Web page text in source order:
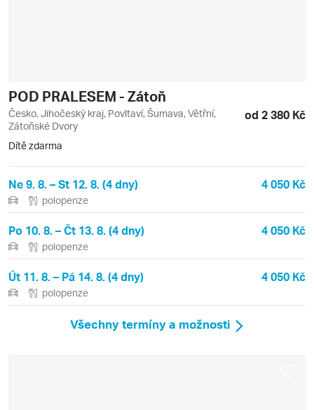
POD PRALESEM - Zátoň
Česko, Jihočeský kraj, Povltaví, Šumava, Větřní,
Zátoňské Dvory
od 2 380 Kč
Dítě zdarma
Ne 9. 8. – St 12. 8. (4 dny) 4 050 Kč
polopenze
Po 10. 8. – Čt 13. 8. (4 dny) 4 050 Kč
polopenze
Út 11. 8. – Pá 14. 8. (4 dny) 4 050 Kč
polopenze
Všechny termíny a možnosti